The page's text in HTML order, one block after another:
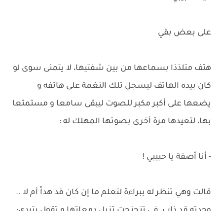
على بعض بقي
هتف متلذذا بسماعها من بين شفتيها، لا يتمنى سوى لو
كان بيده الهاتف ليسجل تلك النغمة على هاتفه و
يضعها على أكبر مكبر للصوت ليبقى سامعا و مستمتعا
بها، لتعيدها مرة أخرى بصوتها المهلك له :
- أنا أصفة يا حبيبي !
قالت وهي تنظر له ببراءة لتعلم ما إن كان قد هداً أم لا ..